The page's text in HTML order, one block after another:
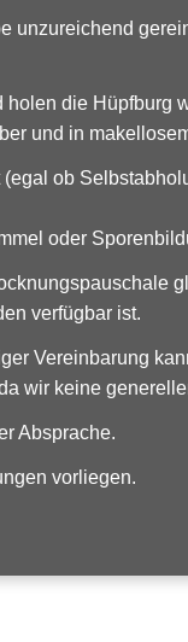
unzureichend
die Hüpfburg
und in
ob
oder
verfügbar ist.
Vereinbarung
wir keine
Absprache.
vorliegen.